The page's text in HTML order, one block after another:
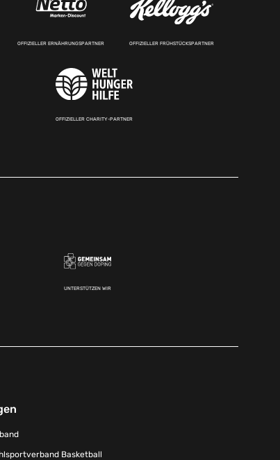
OFFIZIELLER ERNÄHRUNGSPARTNER OFFIZIELLER FRÜHSTÜCKSPARTNER
OFFIZIELLER CHARITY-PARTNER
UNTERSTÜTZEN WIR
Basketball